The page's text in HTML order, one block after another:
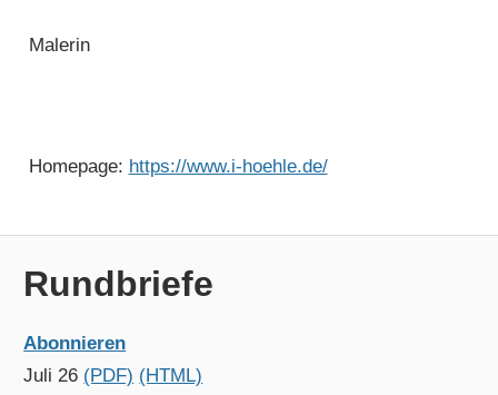
Malerin
Homepage: https://www.i-hoehle.de/
Rundbriefe
Abonnieren
Juli 26 (PDF) (HTML)